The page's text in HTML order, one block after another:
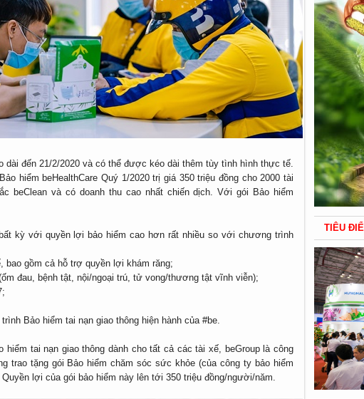
dài đến 21/2/2020 và có thể được kéo dài thêm tùy tình hình thực tế.
hiểm beHealthCare Quý 1/2020 trị giá 350 triệu đồng cho 2000 tài
beClean và có doanh thu cao nhất chiến dịch. Với gói Bảo hiểm
kỳ với quyền lợi bảo hiểm cao hơn rất nhiều so với chương trình
bao gồm cả hỗ trợ quyền lợi khám răng;
đau, bệnh tật, nội/ngoại trú, tử vong/thương tật vĩnh viễn);
Bảo hiểm tai nạn giao thông hiện hành của #be.
hiểm tai nạn giao thông dành cho tất cả các tài xế, beGroup là công
trao tặng gói Bảo hiểm chăm sóc sức khỏe (của công ty bảo hiểm
lợi của gói bảo hiểm này lên tới 350 triệu đồng/người/năm.
TIÊU